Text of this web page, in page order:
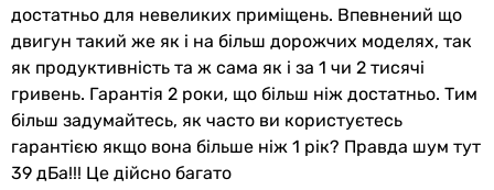
достатньо для невеликих приміщень. Впевнений що
двигун такий же як і на більш дорожчих моделях, так
як продуктивність та ж сама як і за 1 чи 2 тисячі
гривень. Гарантія 2 роки, що більш ніж достатньо. Тим
більш задумайтесь, як часто ви користуєтесь
гарантією якщо вона більше ніж 1 рік? Правда шум тут
39 дБа!!! Це дійсно багато